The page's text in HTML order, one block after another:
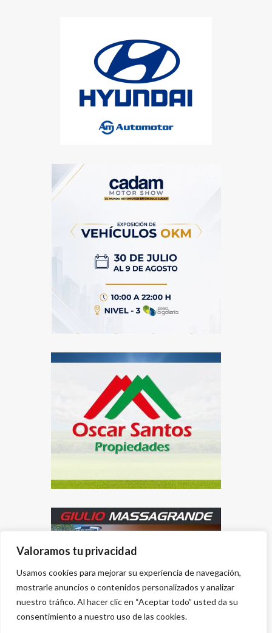
Valoramos tu privacidad
Usamos cookies para mejorar su experiencia de navegación,
mostrarle anuncios o contenidos personalizados y analizar
nuestro tráfico. Al hacer clic en “Aceptar todo” usted da su
consentimiento a nuestro uso de las cookies.